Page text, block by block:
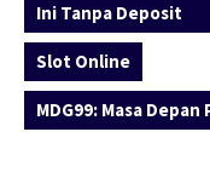
Ini Tanpa Deposit
Slot Online
MDG99: Masa